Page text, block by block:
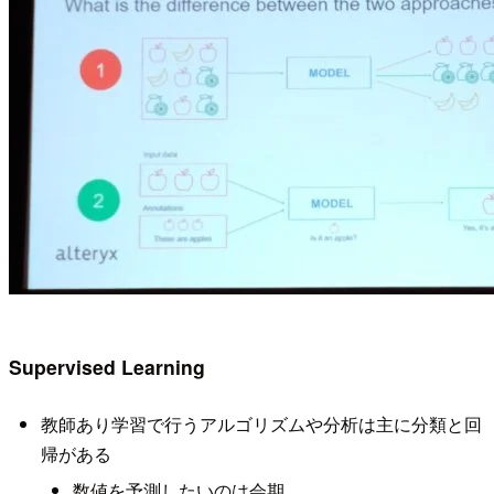
Supervised Learning
教師あり学習で行うアルゴリズムや分析は主に分類と回
帰がある